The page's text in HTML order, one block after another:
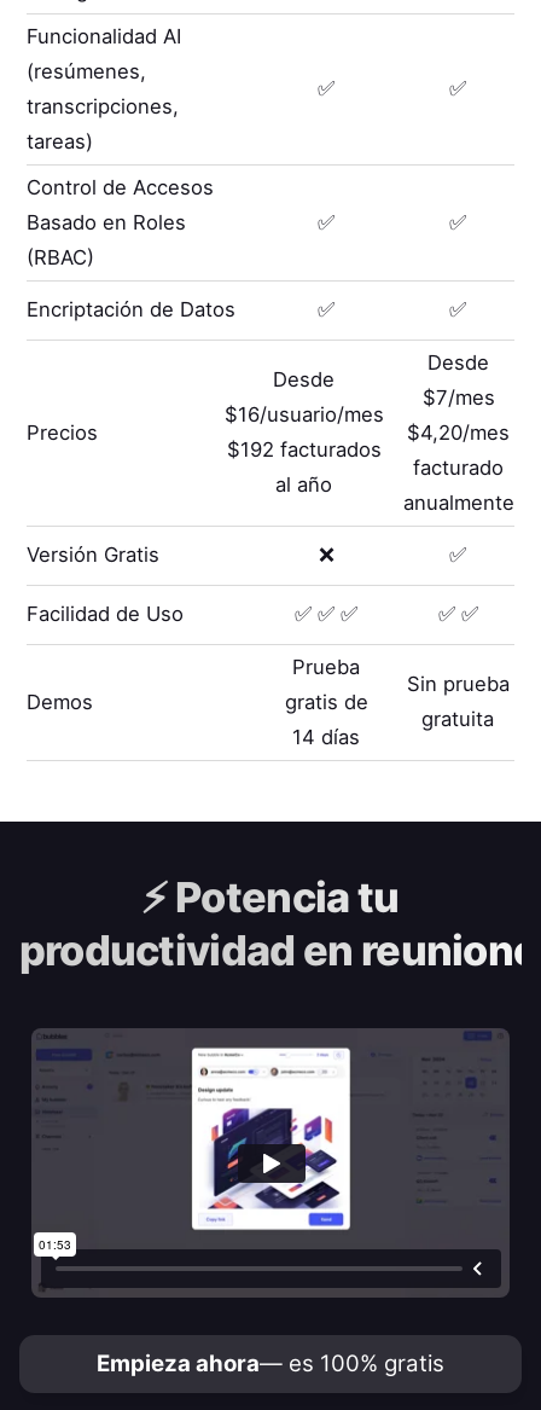
Funcionalidad AI
(resúmenes,
transcripciones,
tareas)
✅ ✅
Control de Accesos
Basado en Roles
(RBAC)
✅ ✅
Encriptación de Datos ✅ ✅
Precios
Desde
$16/usuario/mes
$192 facturados
al año
Desde
$7/mes
$4,20/mes
facturado
anualmente
Versión Gratis ❌ ✅
Facilidad de Uso ✅ ✅ ✅ ✅ ✅
Demos
Prueba
gratis de
14 días
Sin prueba
gratuita
⚡️Potencia tu
productividad en
Empieza ahora— es 100% gratis